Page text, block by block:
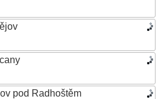
pod Radhoštěm